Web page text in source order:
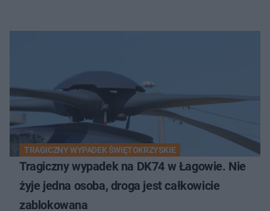
TRAGICZNY WYPADEK ŚWIĘTOKRZYSKIE
Tragiczny wypadek na DK74 w Łagowie. Nie
żyje jedna osoba, droga jest całkowicie
zablokowana